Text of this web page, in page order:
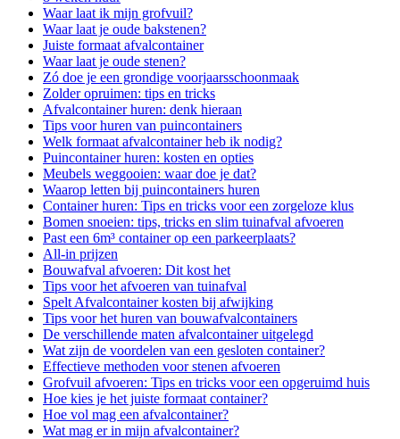
Waar laat ik mijn grofvuil?
Waar laat je oude bakstenen?
Juiste formaat afvalcontainer
Waar laat je oude stenen?
Zó doe je een grondige voorjaarsschoonmaak
Zolder opruimen: tips en tricks
Afvalcontainer huren: denk hieraan
Tips voor huren van puincontainers
Welk formaat afvalcontainer heb ik nodig?
Puincontainer huren: kosten en opties
Meubels weggooien: waar doe je dat?
Waarop letten bij puincontainers huren
Container huren: Tips en tricks voor een zorgeloze klus
Bomen snoeien: tips, tricks en slim tuinafval afvoeren
Past een 6m³ container op een parkeerplaats?
All-in prijzen
Bouwafval afvoeren: Dit kost het
Tips voor het afvoeren van tuinafval
Spelt Afvalcontainer kosten bij afwijking
Tips voor het huren van bouwafvalcontainers
De verschillende maten afvalcontainer uitgelegd
Wat zijn de voordelen van een gesloten container?
Effectieve methoden voor stenen afvoeren
Grofvuil afvoeren: Tips en tricks voor een opgeruimd huis
Hoe kies je het juiste formaat container?
Hoe vol mag een afvalcontainer?
Wat mag er in mijn afvalcontainer?